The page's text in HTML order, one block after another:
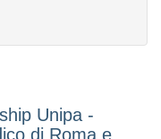
Unipa -
di Roma e